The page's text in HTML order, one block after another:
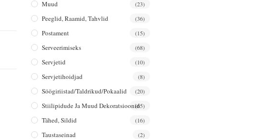
Muud (23)
Peeglid, Raamid, Tahvlid (36)
Postament (15)
Serveerimiseks (68)
Servjetid (10)
Servjetihoidjad (8)
Söögiriistad/taldrikud/pokaalid (20)
Stiilipidude Ja Muud Dekoratsioonid(65)
Tähed, Sildid (16)
Taustaseinad (2)